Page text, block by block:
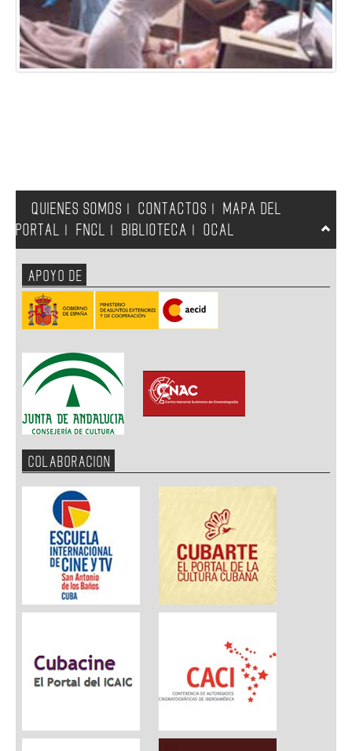
QUIENES SOMOS CONTACTOS
MAPA DEL
PORTAL
FNCL BIBLIOTECA OCAL
APOYO DE
COLABORACION